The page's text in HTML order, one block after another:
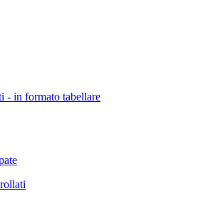
- in formato tabellare